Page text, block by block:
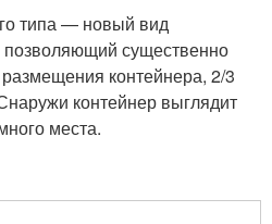
типа — новый вид
позволяющий существенно
контейнера, 2/3
контейнер выглядит
места.